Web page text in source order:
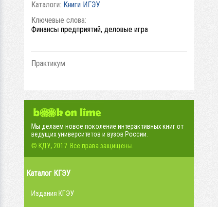
Каталоги: Книги ИГЭУ
Ключевые слова:
Финансы предприятий, деловые игра
Практикум
Мы делаем новое поколение интерактивных книг от
ведущих университетов и вузов России.
© КДУ, 2017. Все права защищены.
Каталог КГЭУ
Издания КГЭУ